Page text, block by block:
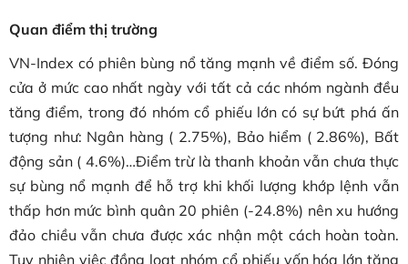
Quan điểm thị trường
VN-Index có phiên bùng nổ tăng mạnh về điểm số. Đóng
cửa ở mức cao nhất ngày với tất cả các nhóm ngành đều
tăng điểm, trong đó nhóm cổ phiếu lớn có sự bứt phá ấn
tượng như: Ngân hàng ( 2.75%), Bảo hiểm ( 2.86%), Bất
động sản ( 4.6%)…Điểm trừ là thanh khoản vẫn chưa thực
sự bùng nổ mạnh để hỗ trợ khi khối lượng khớp lệnh vẫn
thấp hơn mức bình quân 20 phiên (-24.8%) nên xu hướng
đảo chiều vẫn chưa được xác nhận một cách hoàn toàn.
Tuy nhiên việc đồng loạt nhóm cổ phiếu vốn hóa lớn tăng